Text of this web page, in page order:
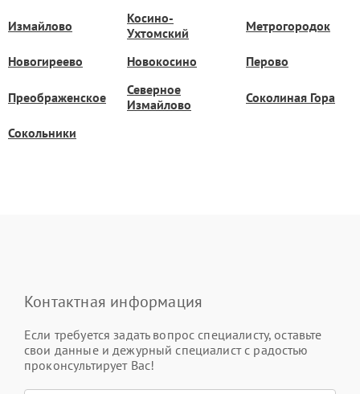
Измайлово
Косино-
Ухтомский
Метрогородок
Новогиреево Новокосино Перово
Преображенское
Северное
Измайлово
Соколиная Гора
Сокольники
Контактная информация
Если требуется задать вопрос специалисту, оставьте
свои данные и дежурный специалист с радостью
проконсультирует Вас!